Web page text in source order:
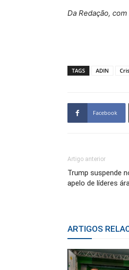
Da Redação,
TAGS ADIN
Facebook
Artigo anterior
Trump suspende
apelo de líderes
ARTIGOS